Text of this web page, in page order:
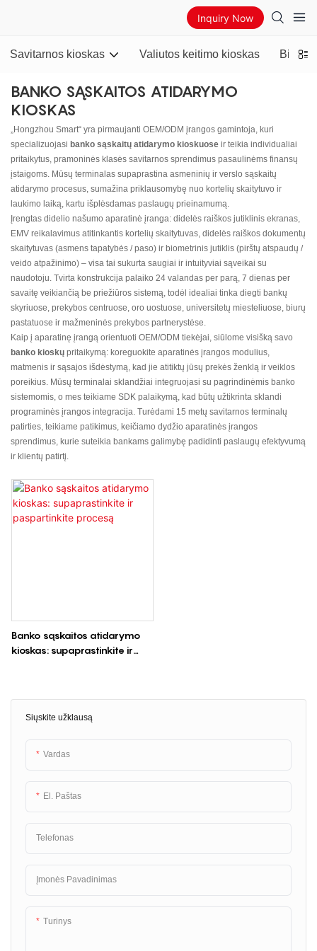
Inquiry Now
Savitarnos kioskas Valiutos keitimo kioskas
BANKO SĄSKAITOS ATIDARYMO
KIOSKAS
„Hongzhou Smart“ yra pirmaujanti OEM/ODM įrangos gamintoja, kuri
specializuojasi banko sąskaitų atidarymo kioskuose ir teikia individualiai
pritaikytus, pramoninės klasės savitarnos sprendimus pasaulinėms finansų
įstaigoms. Mūsų terminalas supaprastina asmeninių ir verslo sąskaitų
atidarymo procesus, sumažina priklausomybę nuo kortelių skaitytuvo ir
laukimo laiką, kartu išplėsdamas paslaugų prieinamumą.
Įrengtas didelio našumo aparatinė įranga: didelės raiškos jutiklinis ekranas,
EMV reikalavimus atitinkantis kortelių skaitytuvas, didelės raiškos dokumentų
skaitytuvas (asmens tapatybės / paso) ir biometrinis jutiklis (pirštų atspaudų /
veido atpažinimo) – visa tai sukurta saugiai ir intuityviai sąveikai su
naudotoju. Tvirta konstrukcija palaiko 24 valandas per parą, 7 dienas per
savaitę veikiančią be priežiūros sistemą, todėl idealiai tinka diegti bankų
skyriuose, prekybos centruose, oro uostuose, universitetų miesteliuose, biurų
pastatuose ir mažmeninės prekybos partnerystėse.
Kaip į aparatinę įrangą orientuoti OEM/ODM tiekėjai, siūlome visišką savo
banko kioskų pritaikymą: koreguokite aparatinės įrangos modulius,
matmenis ir sąsajos išdėstymą, kad jie atitiktų jūsų prekės ženklą ir veiklos
poreikius. Mūsų terminalai sklandžiai integruojasi su pagrindinėmis banko
sistemomis, o mes teikiame SDK palaikymą, kad būtų užtikrinta sklandi
programinės įrangos integracija. Turėdami 15 metų savitarnos terminalų
patirties, teikiame patikimus, keičiamo dydžio aparatinės įrangos
sprendimus, kurie suteikia bankams galimybę padidinti paslaugų efektyvumą
ir klientų patirtį.
Siųskite užklausą
Vardas
El. Paštas
Telefonas
Įmonės Pavadinimas
Turinys
Banko sąskaitos atidarymo
kioskas: supaprastinkite ir